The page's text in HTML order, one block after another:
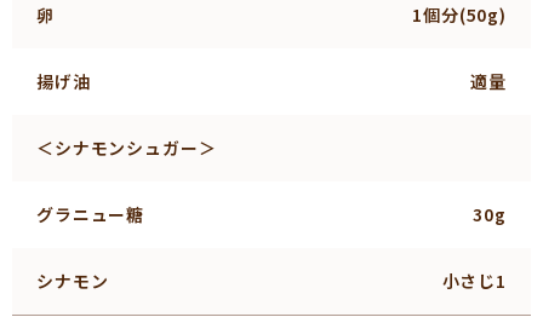
卵 1個分(50g)
揚げ油 適量
＜シナモンシュガー＞
グラニュー糖 30g
シナモン 小さじ1